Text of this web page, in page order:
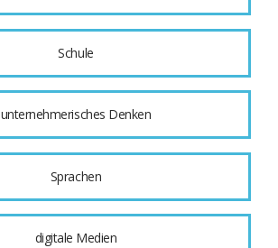
Schule
unternehmerisches Denken
Sprachen
digitale Medien